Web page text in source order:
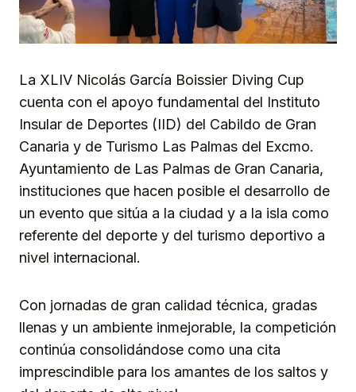
La XLIV Nicolás García Boissier Diving Cup
cuenta con el apoyo fundamental del Instituto
Insular de Deportes (IID) del Cabildo de Gran
Canaria y de Turismo Las Palmas del Excmo.
Ayuntamiento de Las Palmas de Gran Canaria,
instituciones que hacen posible el desarrollo de
un evento que sitúa a la ciudad y a la isla como
referente del deporte y del turismo deportivo a
nivel internacional.
Con jornadas de gran calidad técnica, gradas
llenas y un ambiente inmejorable, la competición
continúa consolidándose como una cita
imprescindible para los amantes de los saltos y